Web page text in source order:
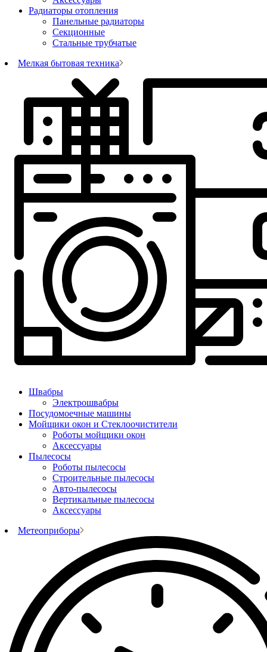
Радиаторы отопления
Панельные радиаторы
Секционные
Стальные трубчатые
Мелкая бытовая техника
Швабры
Электрошвабры
Посудомоечные машины
Мойщики окон и Стеклоочистители
Роботы мойщики окон
Аксессуары
Пылесосы
Роботы пылесосы
Строительные пылесосы
Авто-пылесосы
Вертикальные пылесосы
Аксессуары
Метеоприборы